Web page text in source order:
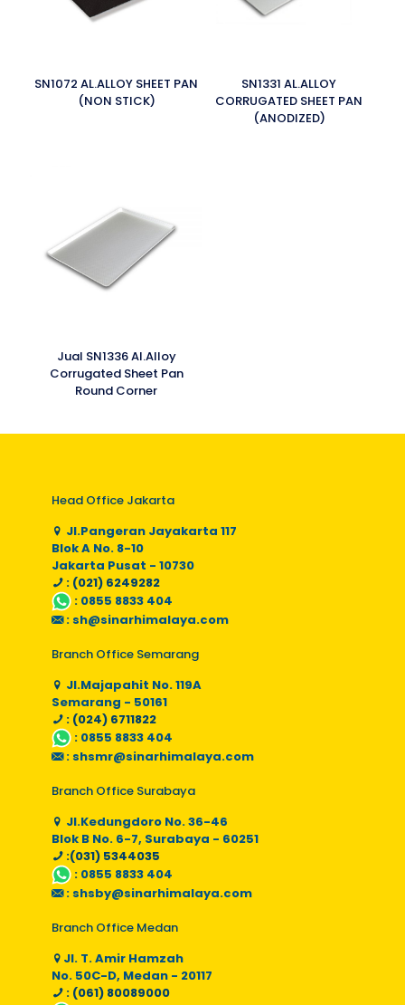
SN1072 AL.ALLOY SHEET PAN
(NON STICK)
SN1331 AL.ALLOY
CORRUGATED SHEET PAN
(ANODIZED)
Jual SN1336 Al.Alloy
Corrugated Sheet Pan
Round Corner
Head Office Jakarta
Jl.Pangeran Jayakarta 117
Blok A No. 8-10
Jakarta Pusat - 10730
: (021) 6249282
: 0855 8833 404
: sh@sinarhimalaya.com
Branch Office Semarang
Jl.Majapahit No. 119A
Semarang - 50161
: (024) 6711822
: 0855 8833 404
: shsmr@sinarhimalaya.com
Branch Office Surabaya
Jl.Kedungdoro No. 36-46
Blok B No. 6-7, Surabaya - 60251
:(031) 5344035
: 0855 8833 404
: shsby@sinarhimalaya.com
Branch Office Medan
Jl. T. Amir Hamzah
No. 50C-D, Medan - 20117
: (061) 80089000